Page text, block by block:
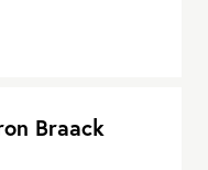
Braack